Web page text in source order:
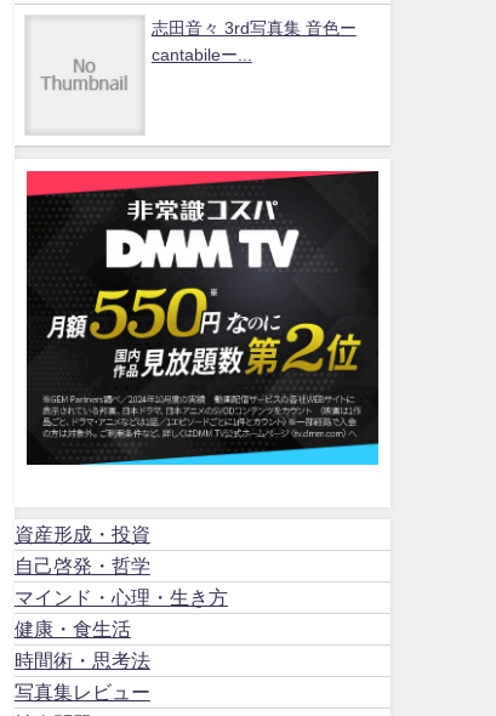
志田音々 3rd写真集 音色ー
cantabileー...
資産形成・投資
自己啓発・哲学
マインド・心理・生き方
健康・食生活
時間術・思考法
写真集レビュー